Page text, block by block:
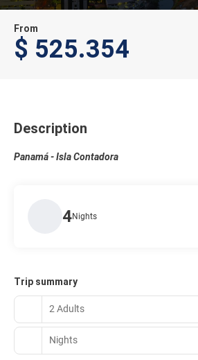
From
$ 525.354
Description
Panamá - Isla Contadora
4Nights
Trip summary
2 Adults
Nights